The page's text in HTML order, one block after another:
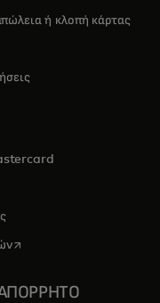
ή κλοπή κάρτας
a new tab
opens in a new tab